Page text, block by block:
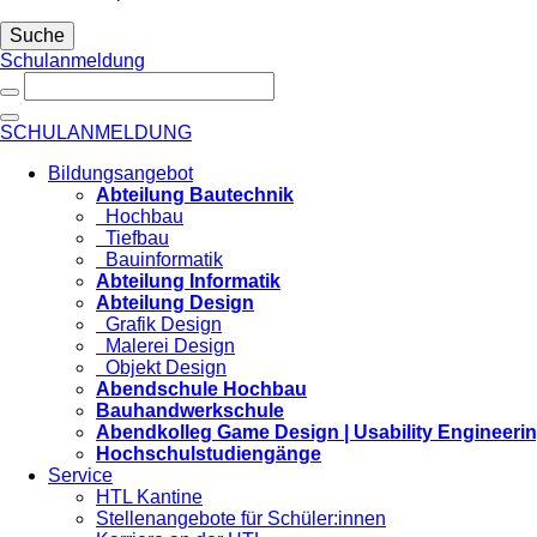
Suche
Schulanmeldung
SCHULANMELDUNG
Bildungsangebot
Abteilung Bautechnik
Hochbau
Tiefbau
Bauinformatik
Abteilung Informatik
Abteilung Design
Grafik Design
Malerei Design
Objekt Design
Abendschule Hochbau
Bauhandwerkschule
Abendkolleg Game Design | Usability
Hochschulstudiengänge
Service
HTL Kantine
Stellenangebote für Schüler:innen